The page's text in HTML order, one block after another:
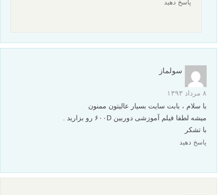
پاسخ دهید
سولماز
۸ مرداد ۱۳۹۳
با سلام ، بابت سایت بسیار عالیتون ممنون
میشه لطفا فیلم آموزشی دوربین ۶۰۰D رو بزارید .
با تشکر
پاسخ دهید